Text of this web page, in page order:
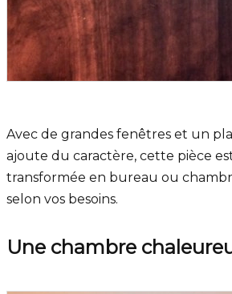
Avec de grandes fenêtres et un
ajoute du caractère, cette pièce
transformée en bureau ou
selon vos besoins.
Une chambre